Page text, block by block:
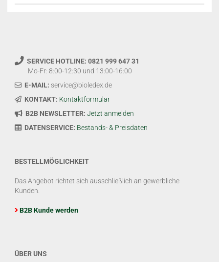
SERVICE HOTLINE: 0821 999 647 31
Mo-Fr: 8:00-12:30 und 13:00-16:00
E-MAIL: service@bioledex.de
KONTAKT: Kontaktformular
B2B NEWSLETTER: Jetzt anmelden
DATENSERVICE: Bestands- & Preisdaten
BESTELLMÖGLICHKEIT
Das Angebot richtet sich ausschließlich an gewerbliche
Kunden.
B2B Kunde werden
ÜBER UNS